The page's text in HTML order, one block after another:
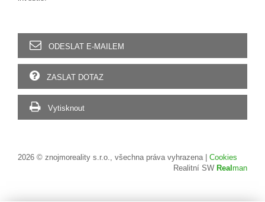
ODESLAT E-MAILEM
ZASLAT DOTAZ
Vytisknout
2026 © znojmoreality s.r.o., všechna práva vyhrazena | Cookies
Realitní SW Real man